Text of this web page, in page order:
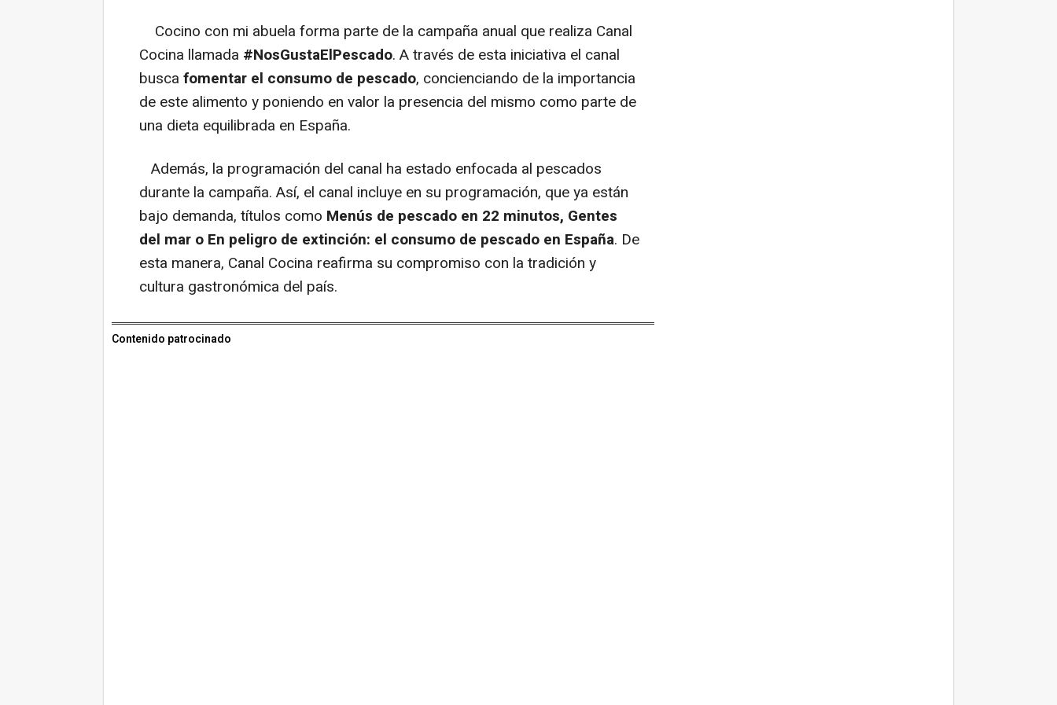
Cocino con mi abuela forma parte de la campaña anual que realiza Canal
Cocina llamada #NosGustaElPescado. A través de esta iniciativa el canal
busca fomentar el consumo de pescado, concienciando de la importancia
de este alimento y poniendo en valor la presencia del mismo como parte de
una dieta equilibrada en España.
Además, la programación del canal ha estado enfocada al pescados
durante la campaña. Así, el canal incluye en su programación, que ya están
bajo demanda, títulos como Menús de pescado en 22 minutos, Gentes
del mar o En peligro de extinción: el consumo de pescado en España. De
esta manera, Canal Cocina reafirma su compromiso con la tradición y
cultura gastronómica del país.
Contenido patrocinado